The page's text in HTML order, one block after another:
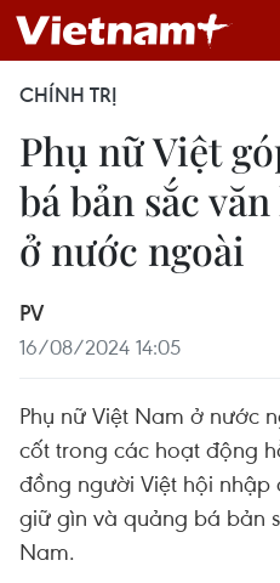
CHÍNH TRỊ
Phụ nữ Việt
bá bản sắc
ở nước ngoài
PV
16/08/2024 14:05
Phụ nữ Việt Nam ở nước
cốt trong các hoạt động
đồng người Việt hội
giữ gìn và quảng bá bản
Nam.